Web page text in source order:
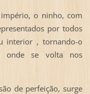
o ninho, com
por todos
interior , tornando-o
onde se volta nos
de perfeição, surge